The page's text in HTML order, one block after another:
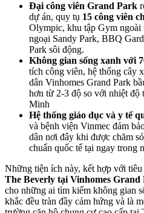
Đại công viên Grand Park
dự án, quy tụ 15 công viên
Olympic, khu tập Gym ngoài
ngoại Sandy Park, BBQ
Park sôi động.
Không gian sống xanh với
tích công viên, hệ thống cây
dân Vinhomes Grand Park
hơn từ 2-3 độ so với nhiệt độ
Minh
Hệ thống giáo dục và y tế
và bệnh viện Vinmec đảm
dân nơi đây khi được chăm
chuẩn quốc tế tại ngay trong
Những tiện ích này, kết hợp với tiêu
The Beverly tại Vinhomes Grand
cho những ai tìm kiếm không gian
khắc đều tràn đầy cảm hứng và là